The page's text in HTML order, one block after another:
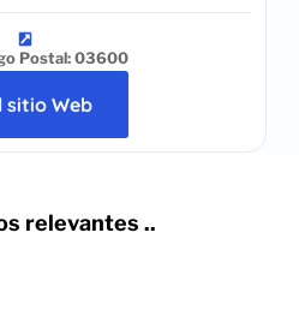
Postal: 03600
sitio Web
relevantes ..